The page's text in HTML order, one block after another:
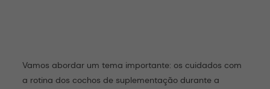
Vamos abordar um tema importante: os cuidados com
a rotina dos cochos de suplementação durante a